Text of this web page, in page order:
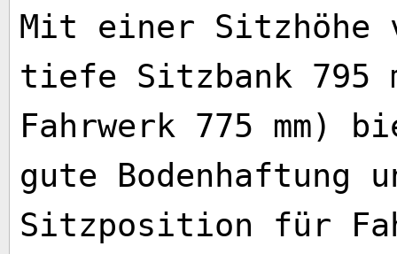
Mit einer Sitzhöhe
tiefe Sitzbank 795
Fahrwerk 775 mm)
gute Bodenhaftung
Sitzposition für